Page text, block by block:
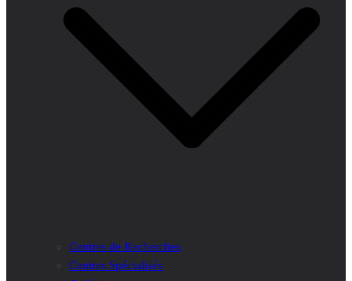
Centres de Recherches
Centres Spécialisés